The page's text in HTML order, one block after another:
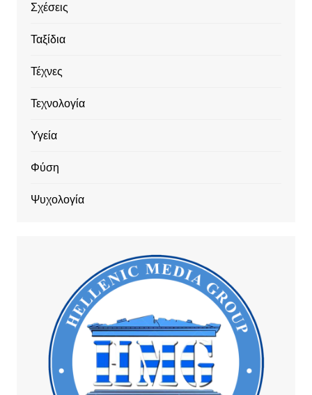
Σχέσεις
Ταξίδια
Τέχνες
Τεχνολογία
Υγεία
Φύση
Ψυχολογία